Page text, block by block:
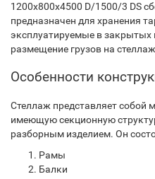
1200х800х4500 D/1500/3 DS
предназначен для хранения
эксплуатируемые в
размещение грузов на
Особенности
Стеллаж представляет собой
имеющую секционную
разборным изделием. Он
Рамы
Балки